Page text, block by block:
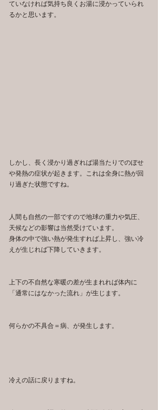
ていなければ気持ち良くお湯に浸かっていられ
るかと思います。
しかし、長く浸かり過ぎれば湯当たりでのぼせ
や発熱の症状が起きます。これは全身に熱が回
り過ぎた状態ですね。
人間も自然の一部ですので地球の重力や気圧、
天候などの影響は当然受けています。
身体の中で強い熱が発生すれば上昇し、強い冷
えが生じれば下降していきます。
上下の不自然な寒暖の差が生まれれば体内に
「通常にはなかった流れ」が生じます。
何らかの不具合＝病、が発生します。
冷えの話に戻りますね。